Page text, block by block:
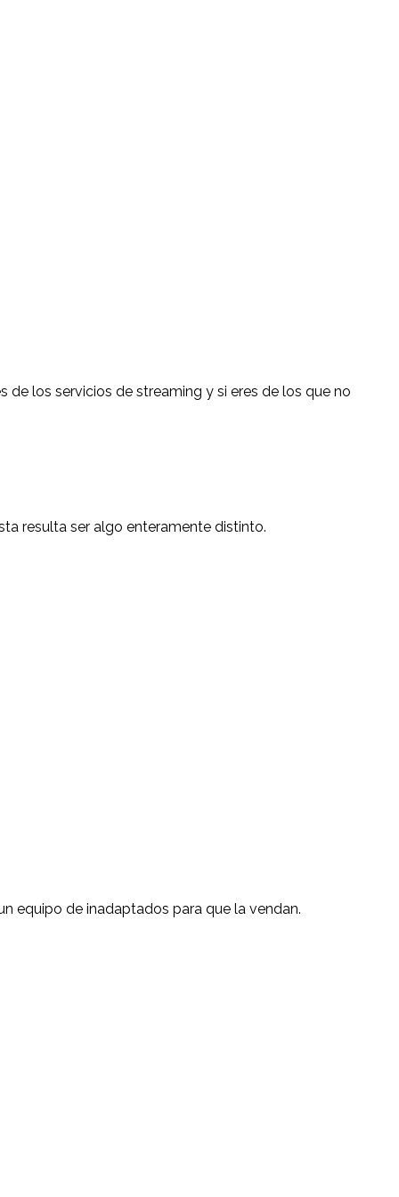
de los servicios de streaming y si eres de los que no
resulta ser algo enteramente distinto.
equipo de inadaptados para que la vendan.